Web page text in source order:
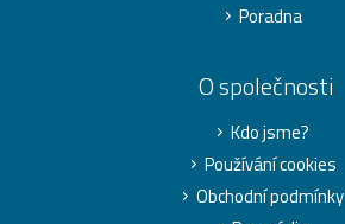
Poradna
O společnosti
Kdo jsme?
Používání cookies
Obchodní podmínky